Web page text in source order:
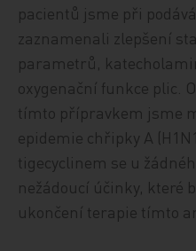
pacientů jsme při
zaznamenali zlepšení
parametrů,
oxygenační funkce plic.
tímto přípravkem jsme
epidemie chřipky A
tigecyclinem se u
nežádoucí účinky, které
ukončení terapie tímto